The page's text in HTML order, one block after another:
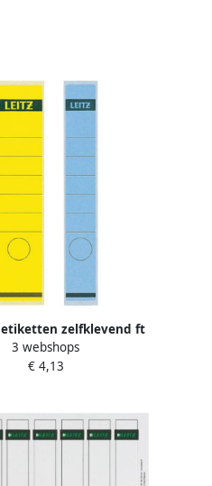
zelfklevend ft
5 cm pak van 10 stuks
wit
3 webshops
€ 4,13